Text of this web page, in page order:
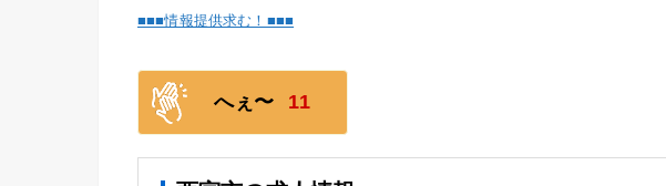
■■■情報提供求む！■■■
へぇ〜 11